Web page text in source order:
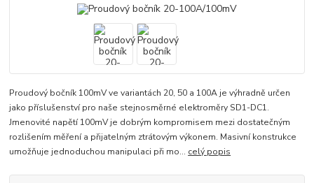
Proudový bočník 100mV ve variantách 20, 50 a 100A je výhradně určen
jako příslušenství pro naše stejnosměrné elektroměry SD1-DC1.
Jmenovité napětí 100mV je dobrým kompromisem mezi dostatečným
rozlišením měření a přijatelným ztrátovým výkonem. Masivní konstrukce
umožňuje jednoduchou manipulaci při mo... celý popis